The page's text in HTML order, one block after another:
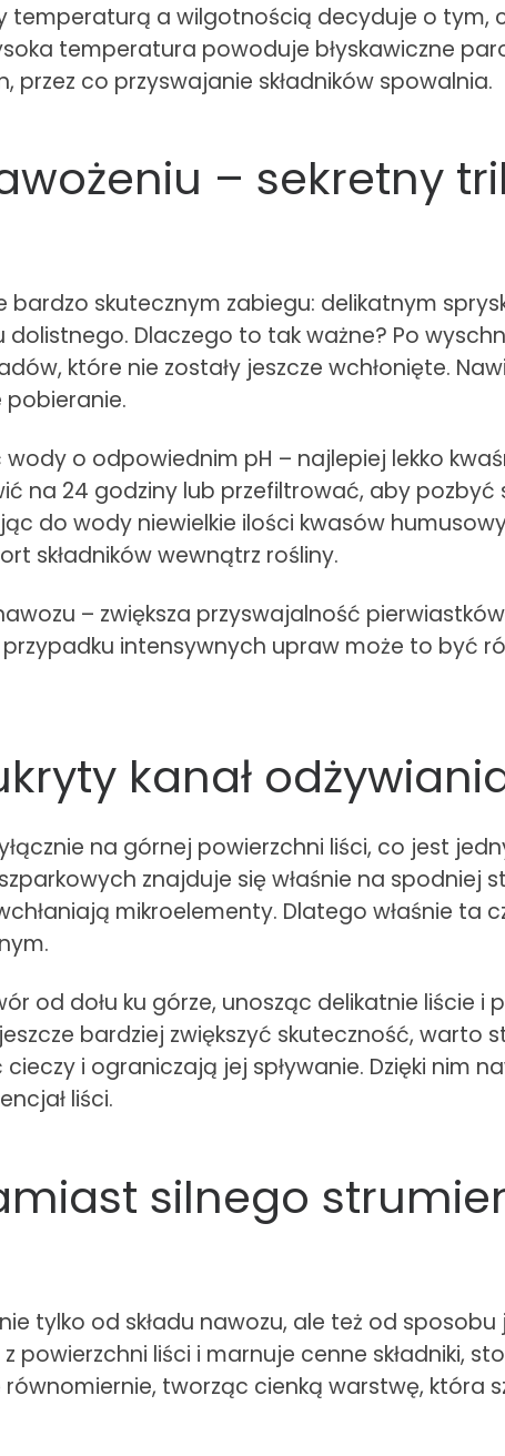
temperaturą a wilgotnością decyduje o tym,
temperatura powoduje błyskawiczne
co przyswajanie składników spowalnia.
– sekretny
skutecznym zabiegu: delikatnym
Dlaczego to tak ważne? Po
które nie zostały jeszcze wchłonięte.
pobieranie.
o odpowiednim pH – najlepiej lekko
na 24 godziny lub przefiltrować, aby pozbyć
do wody niewielkie ilości kwasów
składników wewnątrz rośliny.
– zwiększa przyswajalność
intensywnych upraw może to być
kanał
na górnej powierzchni liści, co jest
znajduje się właśnie na spodniej
mikroelementy. Dlatego właśnie ta
od dołu ku górze, unosząc delikatnie liście i
bardziej zwiększyć skuteczność, warto
i ograniczają jej spływanie. Dzięki nim
liści.
silnego
tylko od składu nawozu, ale też od
powierzchni liści i marnuje cenne składniki,
tworząc cienką warstwę, która